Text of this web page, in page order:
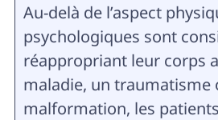
Au-delà de l’aspect
psychologiques sont
réappropriant leur corps
maladie, un traumatisme
malformation, les